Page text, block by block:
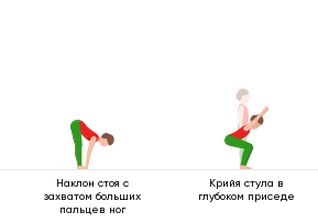
Наклон стоя с
захватом больших
пальцев ног
Крийя стула в
глубоком приседе